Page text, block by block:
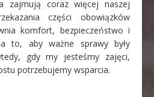
zajmują coraz więcej naszej
części obowiązków
komfort, bezpieczeństwo i
to, aby ważne sprawy były
gdy my jesteśmy zajęci,
potrzebujemy wsparcia.